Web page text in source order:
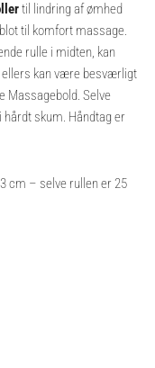
til lindring af ømhed
til komfort massage.
rulle i midten, kan
ellers kan være besværligt
Massagebold. Selve
hårdt skum. Håndtag er
cm – selve rullen er 25